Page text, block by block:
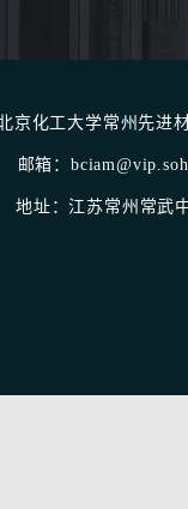
京化工大学常州先进
邮箱：
地址：江苏常州常武